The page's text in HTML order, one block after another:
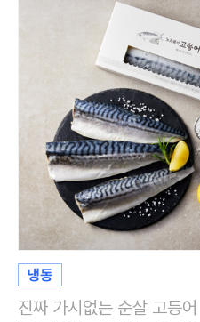
진짜 가시없는 순살 고등어